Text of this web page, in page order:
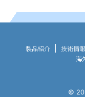
製品紹介 技術情報
海
©